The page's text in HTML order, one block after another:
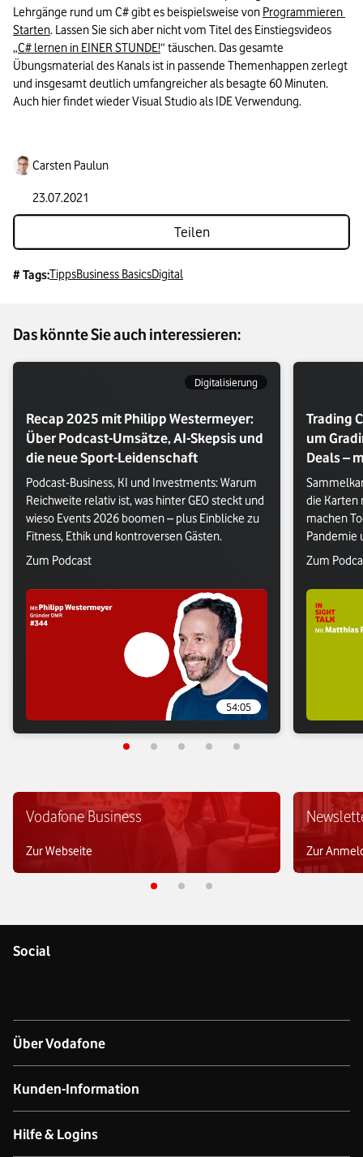
Lehrgänge rund um C# gibt es beispielsweise von Programmieren
Starten. Lassen Sie sich aber nicht vom Titel des Einstiegsvideos
„C# lernen in EINER STUNDE!“ täuschen. Das gesamte
Übungsmaterial des Kanals ist in passende Themenhappen zerlegt
und insgesamt deutlich umfangreicher als besagte 60 Minuten.
Auch hier findet wieder Visual Studio als IDE Verwendung.
Carsten Paulun
23.07.2021
Teilen
# Tags:TippsBusiness BasicsDigital
Das könnte Sie auch interessieren:
Digitalisierung
Recap 2025 mit Philipp Westermeyer:
Über Podcast-Umsätze, AI-Skepsis und
die neue Sport-Leidenschaft
Podcast-Business, KI und Investments: Warum
Reichweite relativ ist, was hinter GEO steckt und
wieso Events 2026 boomen – plus Einblicke zu
Fitness, Ethik und kontroversen Gästen.
Verlasse Vodafone Webseite: Zum Podcast
Zum Podcast
54:05
Trading
um
Deals –
die Karten
machen
Pandemie
besten
Verlasse
Zum
Vodafone Business
Zur Webseite Zur
Social
Über Vodafone
Über das Unternehmen
Kunden-Information
Kontakt für Geschäftskund:innen
Hilfe & Logins